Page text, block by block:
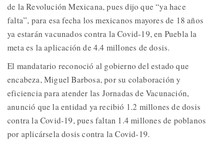
de la Revolución Mexicana, pues dijo que “ya hace
falta”, para esa fecha los mexicanos mayores de 18 años
ya estarán vacunados contra la Covid-19, en Puebla la
meta es la aplicación de 4.4 millones de dosis.
El mandatario reconoció al gobierno del estado que
encabeza, Miguel Barbosa, por su colaboración y
eficiencia para atender las Jornadas de Vacunación,
anunció que la entidad ya recibió 1.2 millones de dosis
contra la Covid-19, pues faltan 1.4 millones de poblanos
por aplicársela dosis contra la Covid-19.